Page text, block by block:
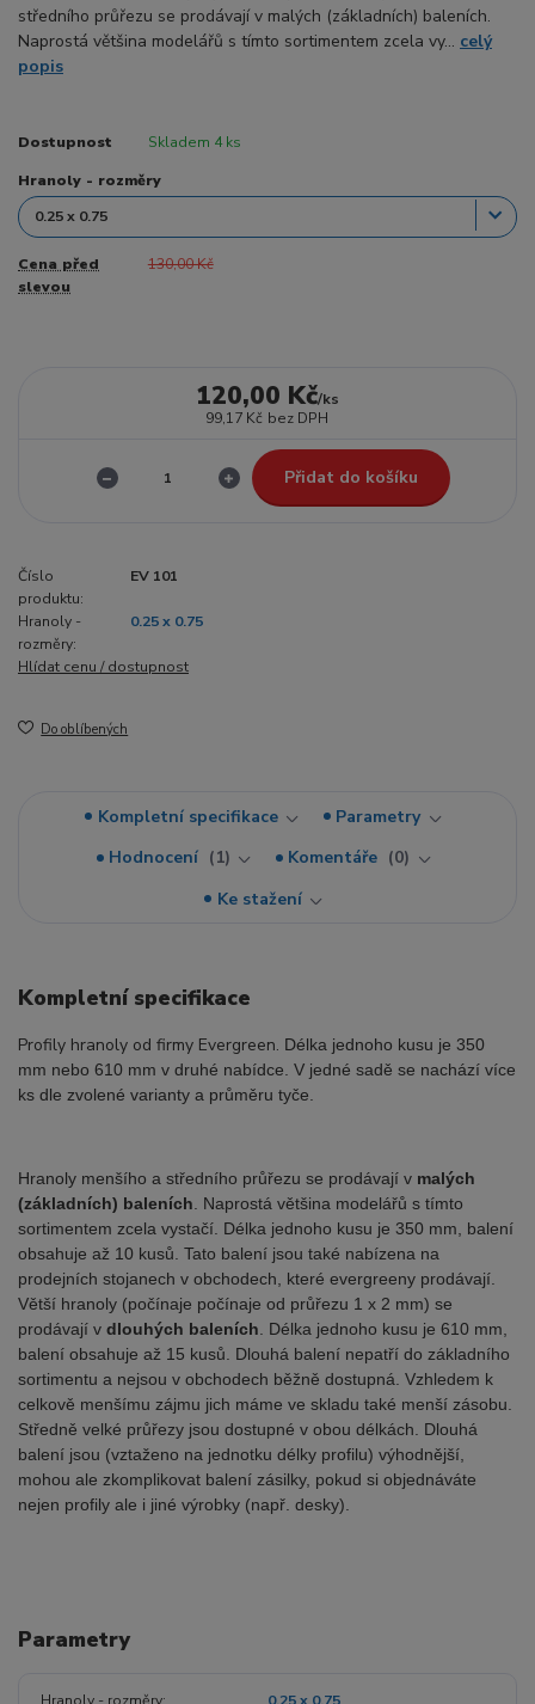
středního průřezu se prodávají v malých (základních) baleních.
Naprostá většina modelářů s tímto sortimentem zcela vy... celý
popis
Dostupnost Skladem 4 ks
Hranoly - rozměry
Cena před
slevou
130,00 Kč
120,00 Kč/ks
99,17 Kč bez DPH
Přidat do košíku
Číslo
produktu:
EV 101
Hranoly -
rozměry:
0.25 x 0.75
Hlídat cenu / dostupnost
Do oblíbených
Kompletní specifikace
Parametry
Hodnocení
1 Komentáře
0
Ke stažení
Kompletní specifikace
Profily hranoly od firmy Evergreen. Délka jednoho kusu je 350
mm nebo 610 mm v druhé nabídce. V jedné sadě se nachází více
ks dle zvolené varianty a průměru tyče.
Hranoly menšího a středního průřezu se prodávají v malých
(základních) baleních . Naprostá většina modelářů s tímto
sortimentem zcela vystačí. Délka jednoho kusu je 350 mm, balení
obsahuje až 10 kusů. Tato balení jsou také nabízena na
prodejních stojanech v obchodech, které evergreeny prodávají.
Větší hranoly (počínaje počínaje od průřezu 1 x 2 mm) se
prodávají v dlouhých baleních . Délka jednoho kusu je 610 mm,
balení obsahuje až 15 kusů. Dlouhá balení nepatří do základního
sortimentu a nejsou v obchodech běžně dostupná. Vzhledem k
celkově menšímu zájmu jich máme ve skladu také menší zásobu.
Středně velké průřezy jsou dostupné v obou délkách. Dlouhá
balení jsou (vztaženo na jednotku délky profilu) výhodnější,
mohou ale zkomplikovat balení zásilky, pokud si objednáváte
nejen profily ale i jiné výrobky (např. desky).
Parametry